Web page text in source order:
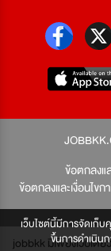
เว็บไซต์นี้มีการจัดเก็
ขึ้นการดำเนิน
ข้อตกลงแ
ข้อตกลงและเงื่อนไข
jobbkk มีเพียงเว็บเดีย